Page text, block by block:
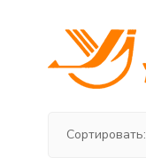
Сортировать: